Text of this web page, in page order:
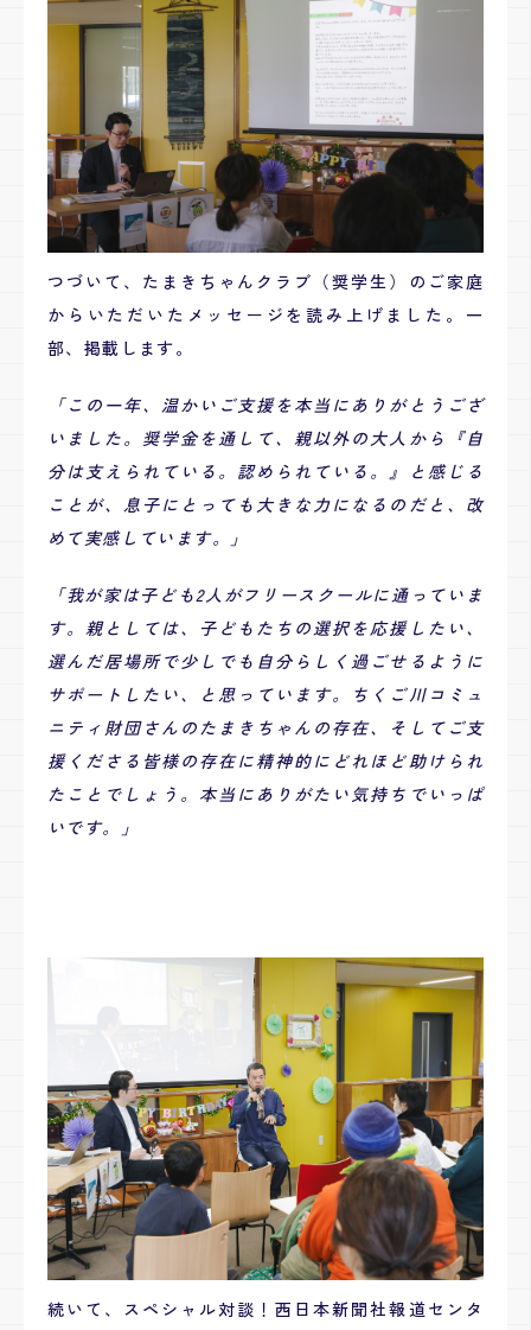
つづいて、たまきちゃんクラブ（奨学生）のご家庭
からいただいたメッセージを読み上げました。一
部、掲載します。
「この一年、温かいご支援を本当にありがとうござ
いました。奨学金を通して、親以外の大人から『自
分は支えられている。認められている。』と感じる
ことが、息子にとっても大きな力になるのだと、改
めて実感しています。」
「我が家は子ども2人がフリースクールに通っていま
す。親としては、子どもたちの選択を応援したい、
選んだ居場所で少しでも自分らしく過ごせるように
サポートしたい、と思っています。
ちくご川コミュ
ニティ財団さんのたまきちゃんの存在、そしてご支
援くださる皆様の存在に精神的にどれほど助けられ
たことでしょう。 本当にありがたい気持ちでいっぱ
いです。
」
続いて、スペシャル対談！西日本新聞社報道センタ